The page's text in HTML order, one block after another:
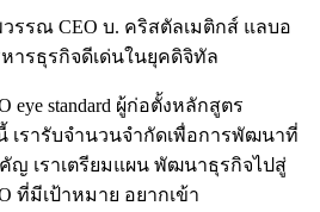
รรณ CEO บ. คริสตัลเมติกส์ แลบอ
ารธุรกิจดีเด่นในยุคดิจิทัล
standard ผู้ก่อตั้งหลักสูตร
เรารับจำนวนจำกัดเพื่อการพัฒนาที่
ญ เราเตรียมแผน พัฒนาธุรกิจไปสู่
ที่มีเป้าหมาย อยากเข้า